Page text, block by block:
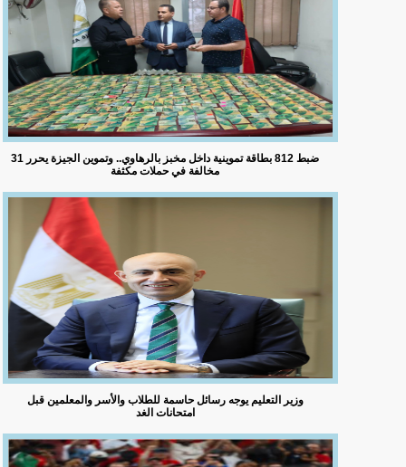
ضبط 812 بطاقة تموينية داخل مخبز بالرهاوي.. وتموين الجيزة يحرر 31
مخالفة في حملات مكثفة
وزير التعليم يوجه رسائل حاسمة للطلاب والأسر والمعلمين قبل
امتحانات الغد